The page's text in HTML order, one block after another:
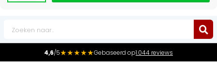
4,6/5★★★★★Gebaseerd op1.044 reviews